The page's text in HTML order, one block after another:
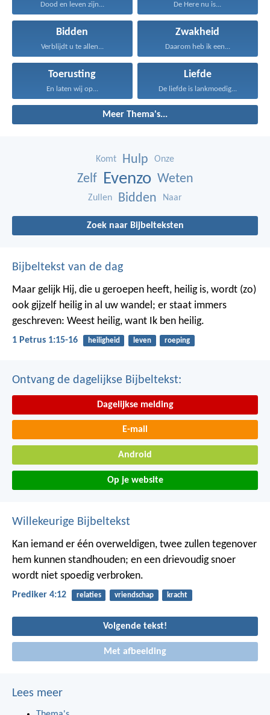
Dood en leven zijn... De Here nu is...
Bidden
Verblijdt u te allen...
Zwakheid
Daarom heb ik een...
Toerusting
En laten wij op...
Liefde
De liefde is lankmoedig...
Meer Thema's...
Komt Hulp Onze
Zelf Evenzo Weten
Zullen Bidden Naar
Zoek naar Bijbelteksten
Bijbeltekst van de dag
Maar gelijk Hij, die u geroepen heeft, heilig is, wordt (zo)
ook gijzelf heilig in al uw wandel; er staat immers
geschreven: Weest heilig, want Ik ben heilig.
1 Petrus 1:15-16 heiligheid leven roeping
Ontvang de dagelijkse Bijbeltekst:
Dagelijkse melding
E-mail
Android
Op je website
Willekeurige Bijbeltekst
Kan iemand er één overweldigen, twee zullen tegenover
hem kunnen standhouden; en een drievoudig snoer
wordt niet spoedig verbroken.
Prediker 4:12 relaties vriendschap kracht
Volgende tekst!
Met afbeelding
Lees meer